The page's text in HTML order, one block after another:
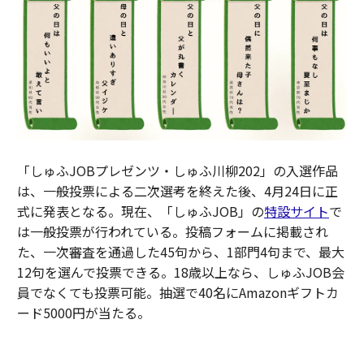
「しゅふJOBプレゼンツ・しゅふ川柳202」の入選作品
は、一般投票による二次選考を終えた後、4月24日に正
式に発表となる。現在、「しゅふJOB」の特設サイトで
は一般投票が行われている。投稿フォームに掲載され
た、一次審査を通過した45句から、1部門4句まで、最大
12句を選んで投票できる。18歳以上なら、しゅふJOB会
員でなくても投票可能。抽選で40名にAmazonギフトカ
ード5000円が当たる。